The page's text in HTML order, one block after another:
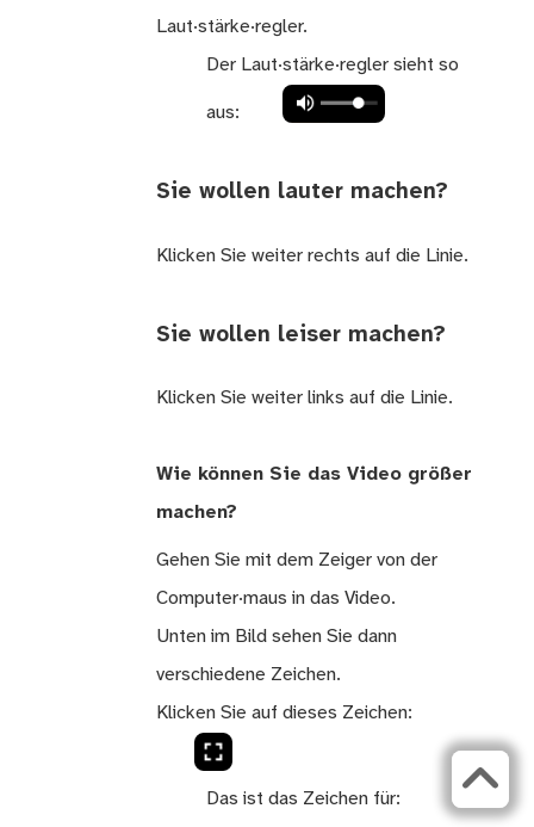
Laut·stärke·regler.
Der Laut·stärke·regler sieht so
aus:
Sie wollen lauter machen?
Klicken Sie weiter rechts auf die Linie.
Sie wollen leiser machen?
Klicken Sie weiter links auf die Linie.
Wie können Sie das Video größer
machen?
Gehen Sie mit dem Zeiger von der
Computer·maus in das Video.
Unten im Bild sehen Sie dann
verschiedene Zeichen.
Klicken Sie auf dieses Zeichen:
Das ist das Zeichen für: